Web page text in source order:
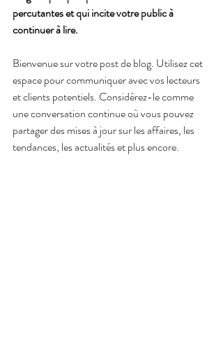
percutantes et qui incite votre public à
continuer à lire.
Bienvenue sur votre post de blog. Utilisez cet
espace pour communiquer avec vos lecteurs
et clients potentiels. Considérez-le comme
une conversation continue où vous pouvez
partager des mises à jour sur les affaires, les
tendances, les actualités et plus encore.